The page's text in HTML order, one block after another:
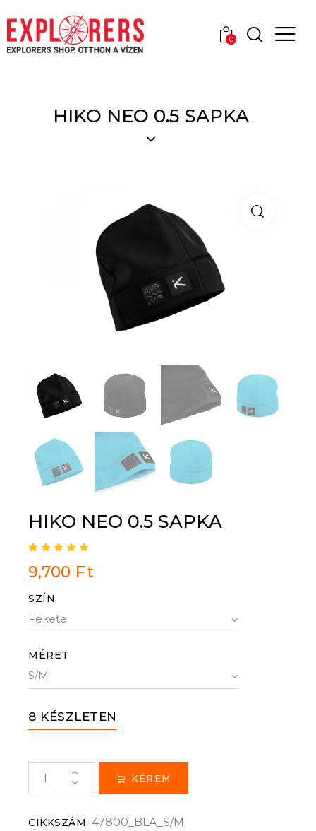
0
HIKO NEO 0.5 SAPKA
HIKO NEO 0.5 SAPKA
és5.00
az 5-
ből,
értékel
alapján
9,700 Ft
SZÍN
MÉRET
8 KÉSZLETEN
KÉREM
CIKKSZÁM: 47800_BLA_S/M